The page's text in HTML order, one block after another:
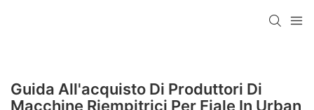
Guida All'acquisto Di Produttori Di
Macchine Riempitrici Per Fiale In Urban